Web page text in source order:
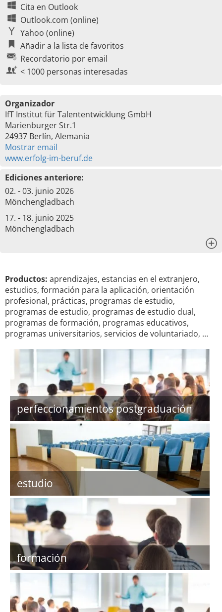
Cita en Outlook
Outlook.com (online)
Yahoo (online)
Añadir a la lista de favoritos
Recordatorio por email
< 1000 personas interesadas
Organizador
IfT Institut für Talententwicklung GmbH
Marienburger Str.1
24937 Berlín, Alemania
Mostrar email
www.erfolg-im-beruf.de
Ediciones anteriore:
02. - 03. junio 2026
Mönchengladbach
17. - 18. junio 2025
Mönchengladbach
Productos: aprendizajes, estancias en el extranjero,
estudios, formación para la aplicación, orientación
profesional, prácticas, programas de estudio,
programas de estudio, programas de estudio dual,
programas de formación, programas educativos,
programas universitarios, servicios de voluntariado, …
perfeccionamientos postgraduación
estudio
formación